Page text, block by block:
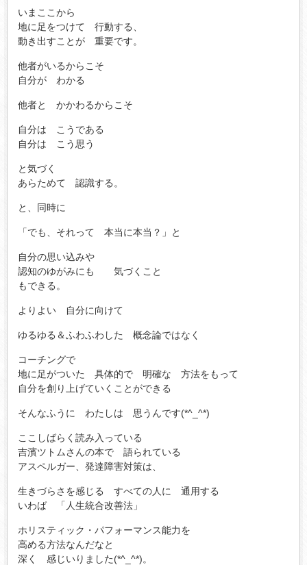
いまここから
地に足をつけて 行動する、
動き出すことが 重要です。
他者がいるからこそ
自分が わかる
他者と かかわるからこそ
自分は こうである
自分は こう思う
と気づく
あらためて 認識する。
と、同時に
「でも、それって 本当に本当？」と
自分の思い込みや
認知のゆがみにも 気づくこと
もできる。
よりよい 自分に向けて
ゆるゆる＆ふわふわした 概念論ではなく
コーチングで
地に足がついた 具体的で 明確な 方法をもって
自分を創り上げていくことができる
そんなふうに わたしは 思うんです(*^_^*)
ここしばらく読み入っている
吉濱ツトムさんの本で 語られている
アスペルガー、発達障害対策は、
生きづらさを感じる すべての人に 通用する
いわば 「人生統合改善法」
ホリスティック・パフォーマンス能力を
高める方法なんだなと
深く 感じいりました(*^_^*)。